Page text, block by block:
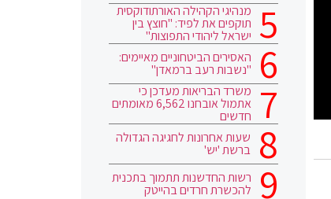
מנהיגי הקהילה האורתודוקסית
תוקפים את לפיד: "חוצץ בין
ישראל ליהודי התפוצות"
האסירים הביטחוניים מאיימים:
"נשבות רעב ברמאדן"
משרד הבריאות מעדכן כי
אתמול אובחנו 6,562 מאומתים
חדשים
שעות אחרונות לחגיגה הגדולה
ברשת 'יש'
רשות החדשנות תתמוך בתכנית
להכשרת חרדים בהייטק